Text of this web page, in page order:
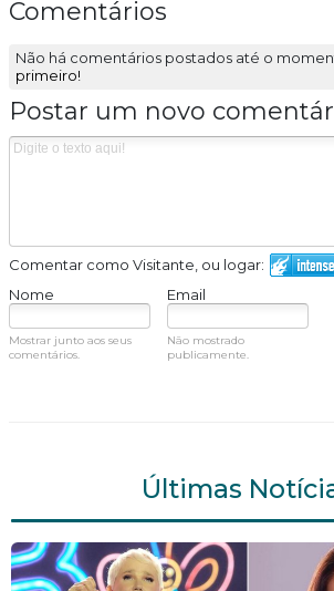
Comentários
Não há comentários postados até o
primeiro!
Postar um novo
Comentar como Visitante, ou logar:
Nome
Email
Mostrar junto aos seus
comentários.
Não mostrado
publicamente.
Últimas